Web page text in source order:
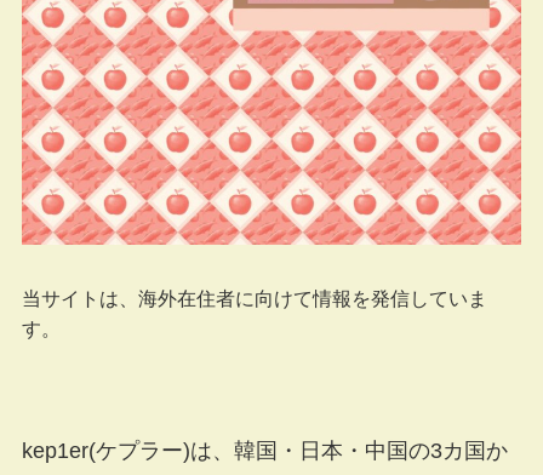
当サイトは、海外在住者に向けて情報を発信していま
す。
kep1er(ケプラー)は、韓国・日本・中国の3カ国か